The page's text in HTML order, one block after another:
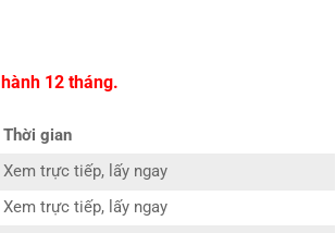
12 tháng.
Thời gian
Xem trực tiếp, lấy ngay
Xem trực tiếp, lấy ngay